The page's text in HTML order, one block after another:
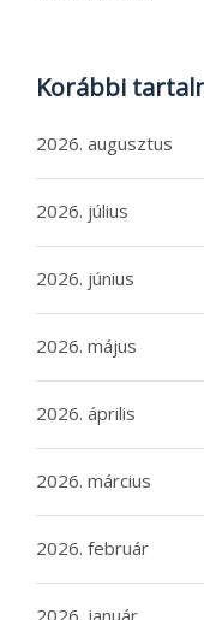
Korábbi
2026. augusztus
2026. július
2026. június
2026. május
2026. április
2026. március
2026. február
2026. január